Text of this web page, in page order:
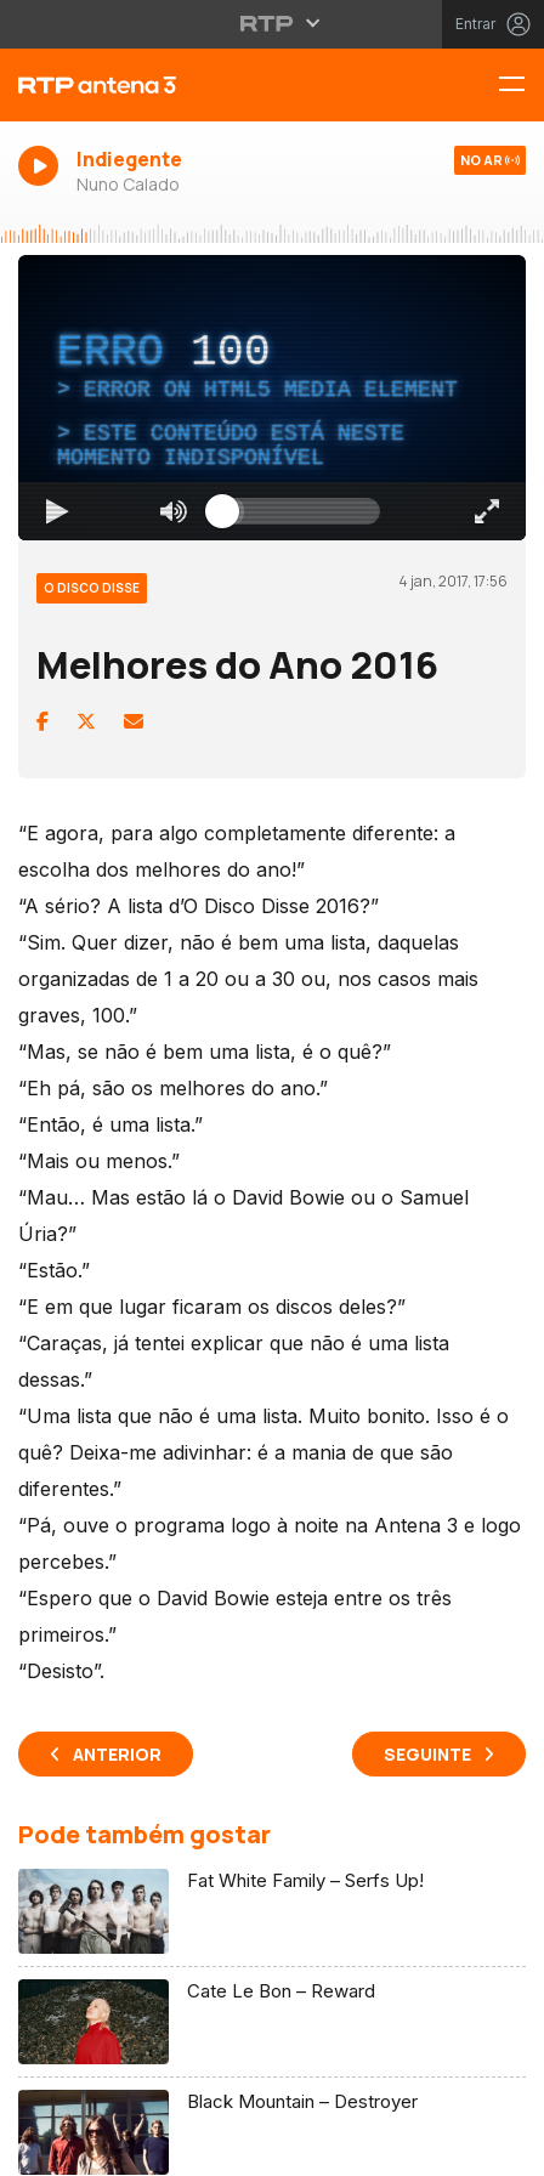
Entrar
Indiegente
Nuno Calado
NO AR
ERRO 100
ERROR ON HTML5 MEDIA ELEMENT
ESTE CONTEÚDO ESTÁ NESTE
MOMENTO INDISPONÍVEL
O DISCO DISSE 4 jan, 2017, 17:56
Melhores do Ano 2016
“E agora, para algo completamente diferente: a
escolha dos melhores do ano!”
“A sério? A lista d’O Disco Disse 2016?”
“Sim. Quer dizer, não é bem uma lista, daquelas
organizadas de 1 a 20 ou a 30 ou, nos casos mais
graves, 100.”
“Mas, se não é bem uma lista, é o quê?”
“Eh pá, são os melhores do ano.”
“Então, é uma lista.”
“Mais ou menos.”
“Mau… Mas estão lá o David Bowie ou o Samuel
Úria?”
“Estão.”
“E em que lugar ficaram os discos deles?”
“Caraças, já tentei explicar que não é uma lista
dessas.”
“Uma lista que não é uma lista. Muito bonito. Isso é o
quê? Deixa-me adivinhar: é a mania de que são
diferentes.”
“Pá, ouve o programa logo à noite na Antena 3 e logo
percebes.”
“Espero que o David Bowie esteja entre os três
primeiros.”
“Desisto”.
ANTERIOR SEGUINTE
Pode também gostar
Fat White Family – Serfs Up!
Cate Le Bon – Reward
Black Mountain – Destroyer